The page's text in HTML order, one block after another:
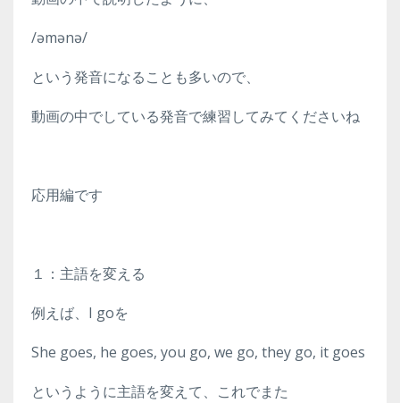
/əmənə/
という発音になることも多いので、
動画の中でしている発音で練習してみてくださいね
応用編です
１：主語を変える
例えば、I goを
She goes, he goes, you go, we go, they go, it goes
というように主語を変えて、これでまた